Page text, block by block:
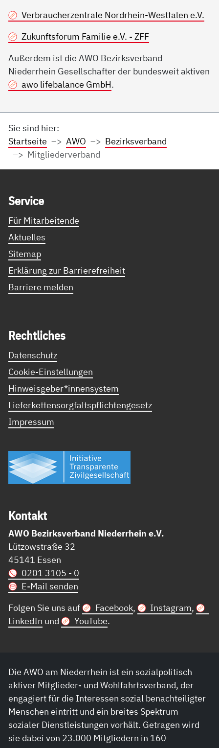
Verbraucherzentrale Nordrhein-Westfalen e.V.
Zukunftsforum Familie e.V. - ZFF
Außerdem ist die AWO Bezirksverband
Niederrhein Gesellschafter der bundesweit aktiven
awo lifebalance GmbH.
Sie sind hier:
Startseite
AWO
Bezirksverband
Mitgliederverband
Ser­vice
Für Mitarbeitende
Aktuelles
Sitemap
Erklärung zur Barrierefreiheit
Barriere melden
Recht­li­ches
Datenschutz
Cookie-Einstellungen
Hinweisgeber*innensystem
Lieferkettensorgfaltspflichtengesetz
Impressum
Kon­takt
AWO Bezirksverband Niederrhein e.V.
Lützowstraße 32
45141 Essen
0201 3105 - 0
E-Mail senden
Folgen Sie uns auf
Facebook, Instagram,
LinkedIn und YouTube.
Die AWO am Niederrhein ist ein sozialpolitisch
aktiver Mitglieder- und Wohlfahrtsverband, der
engagiert für die Interessen sozial benachteiligter
Menschen eintritt und ein breites Spektrum
sozialer Dienstleistungen vorhält. Getragen wird
sie dabei von 23.000 Mitgliedern in 160